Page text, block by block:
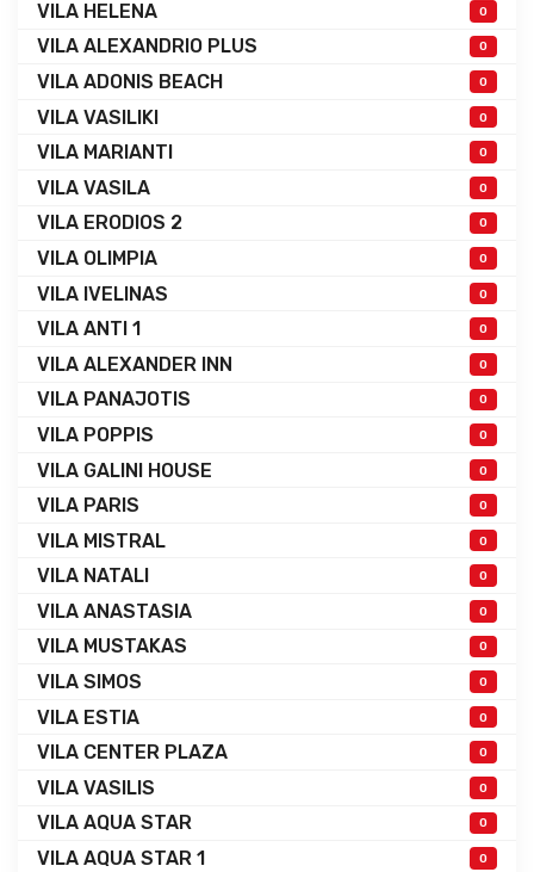
VILA HELENA 0
VILA ALEXANDRIO PLUS 0
VILA ADONIS BEACH 0
VILA VASILIKI 0
VILA MARIANTI 0
VILA VASILA 0
VILA ERODIOS 2 0
VILA OLIMPIA 0
VILA IVELINAS 0
VILA ANTI 1 0
VILA ALEXANDER INN 0
VILA PANAJOTIS 0
VILA POPPIS 0
VILA GALINI HOUSE 0
VILA PARIS 0
VILA MISTRAL 0
VILA NATALI 0
VILA ANASTASIA 0
VILA MUSTAKAS 0
VILA SIMOS 0
VILA ESTIA 0
VILA CENTER PLAZA 0
VILA VASILIS 0
VILA AQUA STAR 0
VILA AQUA STAR 1 0